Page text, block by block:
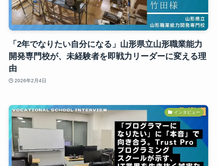
「2年でなりたい自分になる」山形県立山形職業能力
開発専門校が、未経験者を即戦力リーダーに変える理
由
2026年2月4日
インタビュー